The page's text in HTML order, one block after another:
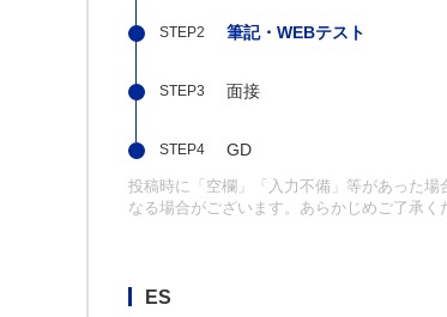
筆記・WEBテスト
面接
GD
投稿時に「空欄」「入力不備」等があった
なる場合がございます。あらかじめご了承く
ES